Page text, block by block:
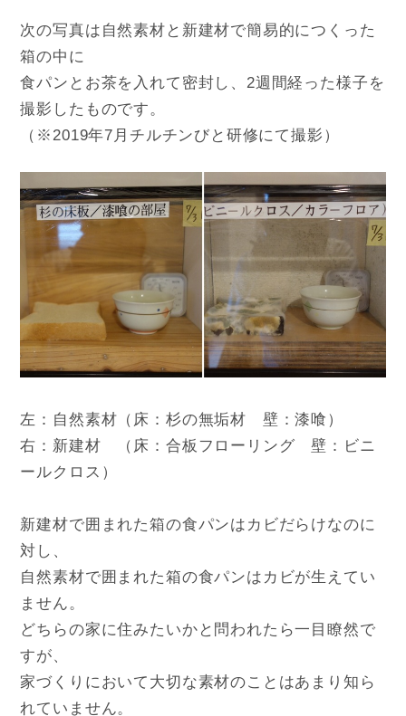
次の写真は自然素材と新建材で簡易的につくった
箱の中に
食パンとお茶を入れて密封し、2週間経った様子を
撮影したものです。
（※2019年7月チルチンびと研修にて撮影）
左：自然素材（床：杉の無垢材 壁：漆喰）
右：新建材 （床：合板フローリング 壁：ビニ
ールクロス）
新建材で囲まれた箱の食パンはカビだらけなのに
対し、
自然素材で囲まれた箱の食パンはカビが生えてい
ません。
どちらの家に住みたいかと問われたら一目瞭然で
すが、
家づくりにおいて大切な素材のことはあまり知ら
れていません。